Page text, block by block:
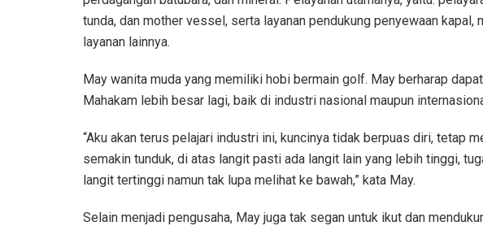
tunda, dan mother vessel, serta layanan pendukung penyewaan kapal,
layanan lainnya.
May wanita muda yang memiliki hobi bermain golf. May berharap
Mahakam lebih besar lagi, baik di industri nasional maupun
“Aku akan terus pelajari industri ini, kuncinya tidak berpuas diri, tetap
semakin tunduk, di atas langit pasti ada langit lain yang lebih tinggi,
langit tertinggi namun tak lupa melihat ke bawah,” kata May.
Selain menjadi pengusaha, May juga tak segan untuk ikut dan